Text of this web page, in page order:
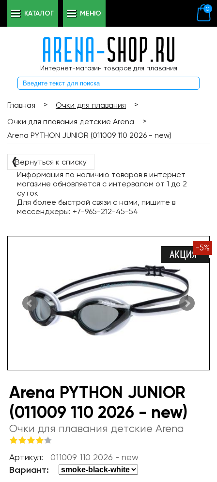
Интернет-магазин товаров для плавания
0
КАТАЛОГ МЕНЮ
Главная > Очки для плавания
>
Очки для плавания детские Arena
>
Arena PYTHON JUNIOR (011009 110 2026 - new)
❬Вернуться к списку
Информация по наличию товаров в интернет-
магазине обновляется с интервалом от 1 до 2
суток
Для более быстрой связи с нами, пишите в
мессенджеры: +7-965-212-45-54
-5%
Arena PYTHON JUNIOR
(011009 110 2026 - new)
Очки для плавания детские Arena
Артикул: 011009 110 2026 - new
Вариант: